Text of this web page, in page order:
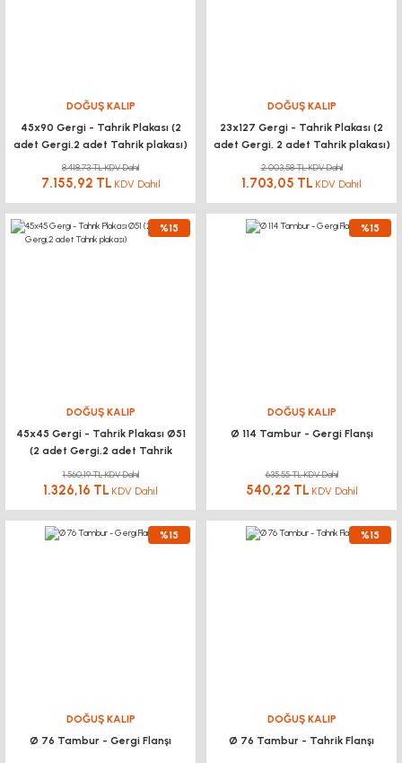
DOĞUŞ KALIP
45x90 Gergi - Tahrik Plakası (2
adet Gergi,2 adet Tahrik plakası)
8.418,73 TL KDV Dahil
7.155,92 TL KDV Dahil
DOĞUŞ KALIP
23x127 Gergi - Tahrik Plakası (2
adet Gergi, 2 adet Tahrik plakası)
2.003,58 TL KDV Dahil
1.703,05 TL KDV Dahil
%15
DOĞUŞ KALIP
45x45 Gergi - Tahrik Plakası Ø51
(2 adet Gergi,2 adet Tahrik
1.560,19 TL KDV Dahil
1.326,16 TL KDV Dahil
%15
DOĞUŞ KALIP
Ø 114 Tambur - Gergi Flanşı
635,55 TL KDV Dahil
540,22 TL KDV Dahil
%15
DOĞUŞ KALIP
Ø 76 Tambur - Gergi Flanşı
%15
DOĞUŞ KALIP
Ø 76 Tambur - Tahrik Flanşı